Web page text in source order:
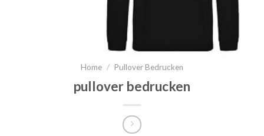
Home / Pullover Bedrucken
pullover bedrucken